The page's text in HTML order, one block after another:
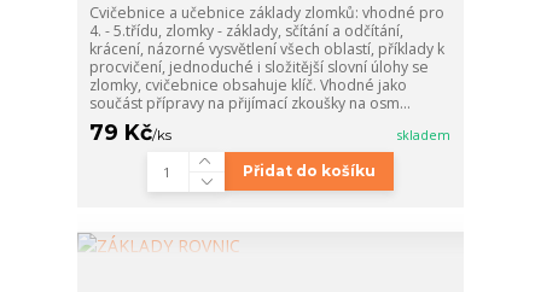
Cvičebnice a učebnice základy zlomků: vhodné pro
4. - 5.třídu, zlomky - základy, sčítání a odčítání,
krácení, názorné vysvětlení všech oblastí, příklady k
procvičení, jednoduché i složitější slovní úlohy se
zlomky, cvičebnice obsahuje klíč. Vhodné jako
součást přípravy na přijímací zkoušky na osm...
79 Kč/ks skladem
Přidat do košíku